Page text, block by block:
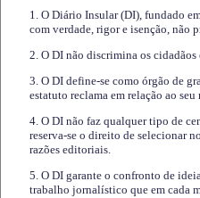
1. O Diário Insular (DI), fundado
com verdade, rigor e isenção, não
2. O DI não discrimina os
3. O DI define-se como órgão de
estatuto reclama em relação ao
4. O DI não faz qualquer tipo de
reserva-se o direito de selecionar
razões editoriais.
5. O DI garante o confronto de
trabalho jornalístico que em cada